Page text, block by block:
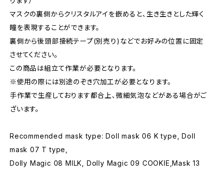
マスクの裏側からクリスタルアイを嵌めると、生き生きとした輝く
瞳を表現することができます。
裏側から後頭部接続テープ(別売り)などでお好みの位置に固定
させてください。
この商品は組立て作業が必要となります。
※使用の際には別途のぞき穴加工が必要となります。
手作業で生産しております都合上、微細気泡などがある場合がご
ざいます。
Recommended mask type: Doll mask 06 K type, Doll
mask 07 T type,
Dolly Magic 08 MILK, Dolly Magic 09 COOKIE,Mask 13